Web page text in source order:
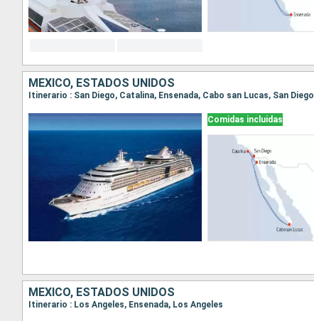
MÉXICO, ESTADOS UNIDOS
Itinerario : San Diego, Catalina, Ensenada, Cabo san Lucas, San Diego
Comidas incluidas
MÉXICO, ESTADOS UNIDOS
Itinerario : Los Angeles, Ensenada, Los Angeles